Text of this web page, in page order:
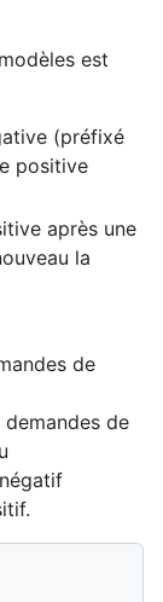
est
(préfixé
positive
après une
la
de
de